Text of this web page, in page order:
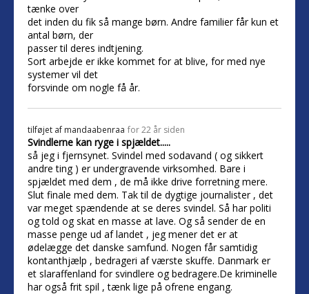
tænke over
det inden du fik så mange børn. Andre familier får kun et
antal børn, der
passer til deres indtjening.
Sort arbejde er ikke kommet for at blive, for med nye
systemer vil det
forsvinde om nogle få år.
tilføjet af mandaabenraa for 22 år siden
Svindlerne kan ryge i spjældet.....
så jeg i fjernsynet. Svindel med sodavand ( og sikkert
andre ting ) er undergravende virksomhed. Bare i
spjældet med dem , de må ikke drive forretning mere.
Slut finale med dem. Tak til de dygtige journalister , det
var meget spændende at se deres svindel. Så har politi
og told og skat en masse at lave. Og så sender de en
masse penge ud af landet , jeg mener det er at
ødelægge det danske samfund. Nogen får samtidig
kontanthjælp , bedrageri af værste skuffe. Danmark er
et slaraffenland for svindlere og bedragere.De kriminelle
har også frit spil , tænk lige på ofrene engang.